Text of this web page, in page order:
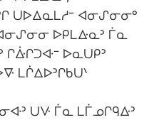
ᑌᐅᐃᓇᒪᓱᐨ ᐊᓂᔑᓂᓂᐤ
ᐅᑭᒪᐏᓇᐣ ᒦᓇ
ᐅᓇᑌᑭᐣ
ᒪᒌᐃᐅᐣᒋᑲᑌᐠ
ᑌᐻ ᒦᓇ ᒪᒦᓄᒋᑫᐏᐣ